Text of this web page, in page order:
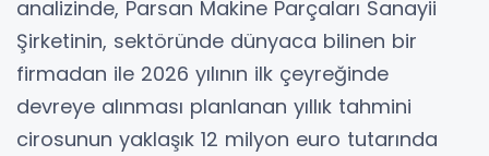
analizinde, Parsan Makine Parçaları Sanayii
Şirketinin, sektöründe dünyaca bilinen bir
firmadan ile 2026 yılının ilk çeyreğinde
devreye alınması planlanan yıllık tahmini
cirosunun yaklaşık 12 milyon euro tutarında